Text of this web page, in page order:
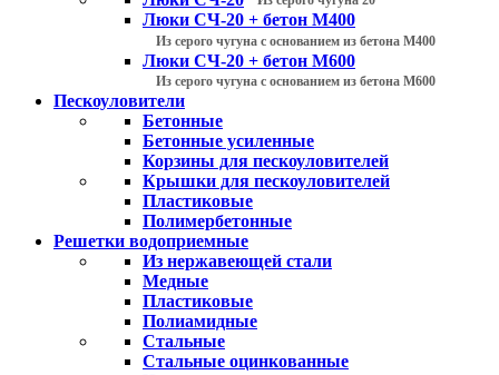
Люки СЧ-20 + бетон М400
Из серого чугуна с основанием из бетона М400
Люки СЧ-20 + бетон М600
Из серого чугуна с основанием из бетона М600
Пескоуловители
Бетонные
Бетонные усиленные
Корзины для пескоуловителей
Крышки для пескоуловителей
Пластиковые
Полимербетонные
Решетки водоприемные
Из нержавеющей стали
Медные
Пластиковые
Полиамидные
Стальные
Стальные оцинкованные